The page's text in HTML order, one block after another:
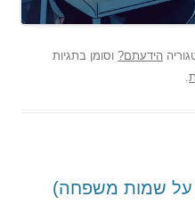
הידעתם? וסומן בתגיות
על שמות משפחה)